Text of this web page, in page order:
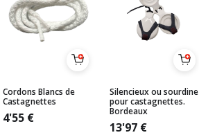
Cordons Blancs de
Castagnettes
4'55 €
Silencieux ou sourdine
pour castagnettes.
Bordeaux
13'97 €